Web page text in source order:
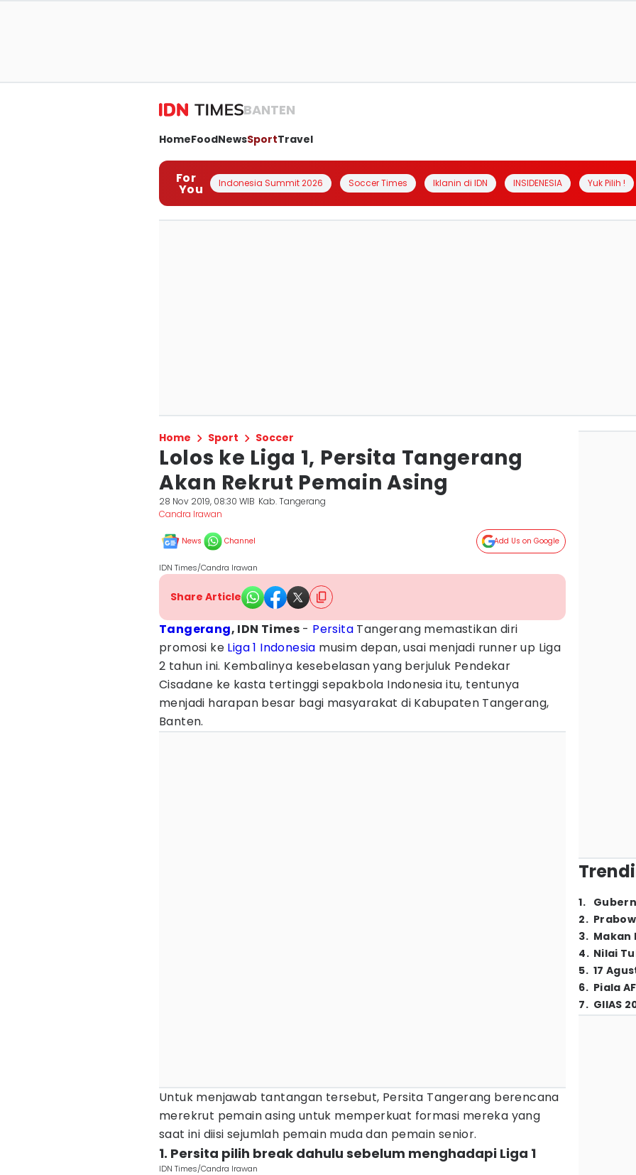
BANTEN
HomeFoodNewsSportTravel
For
You Indonesia Summit 2026 Soccer Times Iklanin di IDN INSIDENESIA Yuk Pilih !
Home Sport Soccer
Lolos ke Liga 1, Persita Tangerang
Akan Rekrut Pemain Asing
28 Nov 2019, 08:30 WIB Kab. Tangerang
Candra Irawan
News Channel Add Us on Google
IDN Times/Candra Irawan
Share Article
Tangerang, IDN Times - Persita Tangerang memastikan diri
promosi ke Liga 1 Indonesia musim depan, usai menjadi runner up Liga
2 tahun ini. Kembalinya kesebelasan yang berjuluk Pendekar
Cisadane ke kasta tertinggi sepakbola Indonesia itu, tentunya
menjadi harapan besar bagi masyarakat di Kabupaten Tangerang,
Banten.
Untuk menjawab tantangan tersebut, Persita Tangerang berencana
merekrut pemain asing untuk memperkuat formasi mereka yang
saat ini diisi sejumlah pemain muda dan pemain senior.
1. Persita pilih break dahulu sebelum menghadapi Liga 1
IDN Times/Candra Irawan
1.
2.
3. Makan
4. Nilai
5. 17
6. Piala
7. GIIAS